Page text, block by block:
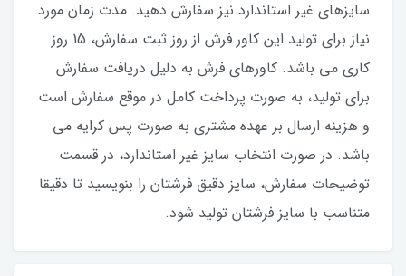
سایزهای غیر استاندارد نیز سفارش دهید. مدت زمان مورد
نیاز برای تولید این کاور فرش از روز ثبت سفارش، 15 روز
کاری می باشد. کاورهای فرش به دلیل دریافت سفارش
برای تولید، به صورت پرداخت کامل در موقع سفارش است
و هزینه ارسال بر عهده مشتری به صورت پس کرایه می
باشد. در صورت انتخاب سایز غیر استاندارد، در قسمت
توضیحات سفارش، سایز دقیق فرشتان را بنویسید تا دقیقا
متناسب با سایز فرشتان تولید شود.